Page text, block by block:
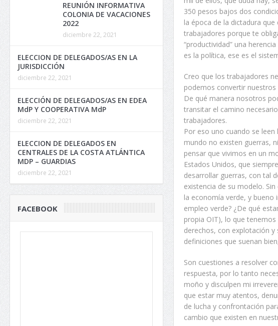
350 pesos bajos dos
la época de la dictadura
trabajadores porque te
“productividad” una
es la política, ese es el
Creo que los trabajadores
podemos convertir
De qué manera nosotros
transitar el camino
trabajadores.
Por eso uno cuando se
mundo no existen guerras,
pensar que vivimos en un
Estados Unidos, que
desarrollar guerras, con tal
existencia de su modelo.
la economía verde, y bueno
empleo verde? ¿De qué
propia OIT), lo que
derechos, con explotación
definiciones que suenan
Son cuestiones a resolver
respuesta, por lo tanto
moño y disculpen mi
que estar muy atentos,
de lucha y confrontación
cambio que existen en
REUNIÓN INFORMATIVA
COLONIA DE VACACIONES
2022
diciembre 22, 2021
ELECCION DE DELEGADOS/AS EN LA
JURISDICCIÓN
diciembre 22, 2021
ELECCIÓN DE DELEGADOS/AS EN EDEA
MdP Y COOPERATIVA MdP
diciembre 22, 2021
ELECCION DE DELEGADOS EN
CENTRALES DE LA COSTA ATLÁNTICA
MDP – GUARDIAS
diciembre 22, 2021
FACEBOOK